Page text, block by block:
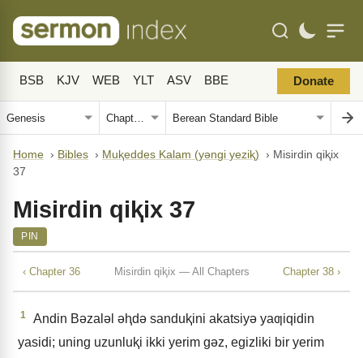
BSB KJV WEB YLT ASV BBE Donate
Home › Bibles › Muⱪeddes Kalam (yǝngi yeziⱪ) › Misirdin qiⱪix
37
Misirdin qiⱪix 37
PIN
‹ Chapter 36 Misirdin qiⱪix — All Chapters Chapter 38 ›
1
Andin Bǝzalǝl ǝⱨdǝ sanduⱪini akatsiyǝ yaƣiqidin
yasidi; uning uzunluⱪi ikki yerim gǝz, egizliki bir yerim